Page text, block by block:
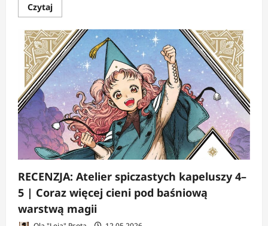
CzytajDowiedz
się
o
RECENZJA:
Eden
tomy
3–
4
|
Hiroki
Endo
coraz
mocniej
odchodzi
od
cyberpunku
RECENZJA: Atelier spiczastych kapeluszy 4–
5 | Coraz więcej cieni pod baśniową
warstwą magii